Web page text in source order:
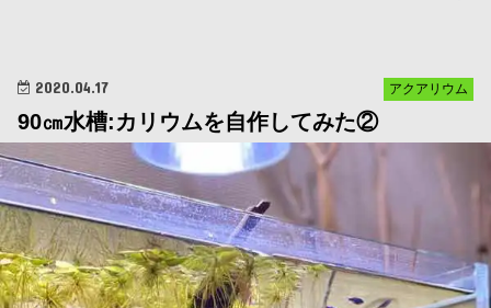
アクアリウム
2020.04.17
90㎝水槽:カリウムを自作してみた②